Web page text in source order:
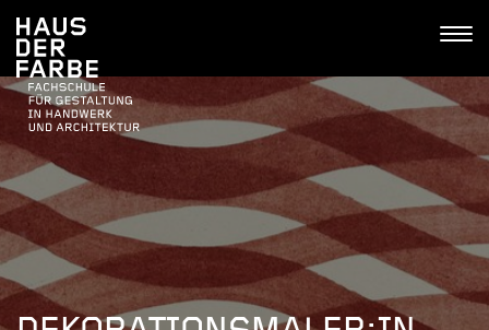
home
navigation
content
Haus
der
Farbe